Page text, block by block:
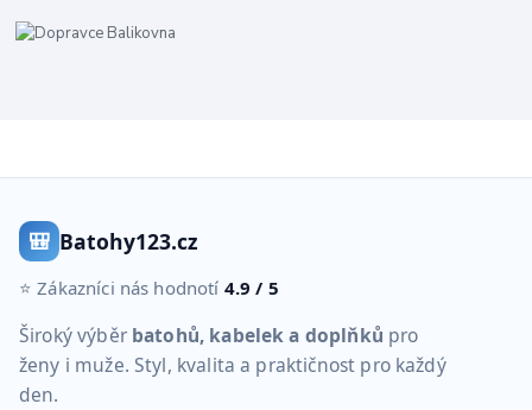
🎒 Batohy123.cz
⭐ Zákazníci nás hodnotí 4.9 / 5
Široký výběr batohů, kabelek a doplňků pro
ženy i muže. Styl, kvalita a praktičnost pro každý
den.